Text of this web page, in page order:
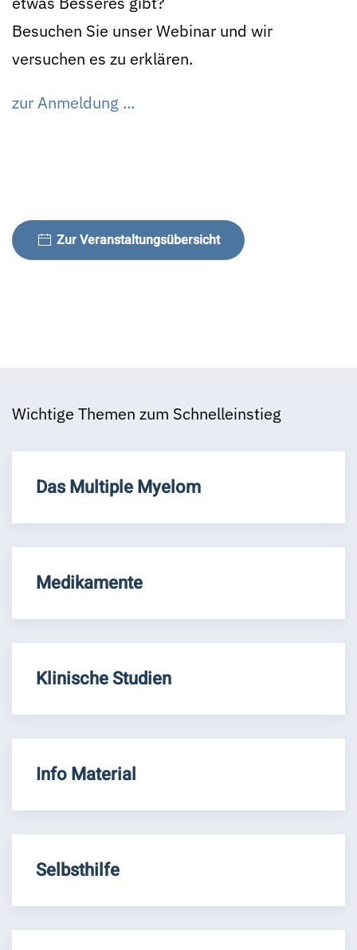
Besuchen Sie unser Webinar und wir
versuchen es zu erklären.
zur Anmeldung ...
Zur Veranstaltungsübersicht
Wichtige Themen zum Schnelleinstieg
Das Multiple Myelom
Medikamente
Klinische Studien
Info Material
Selbsthilfe